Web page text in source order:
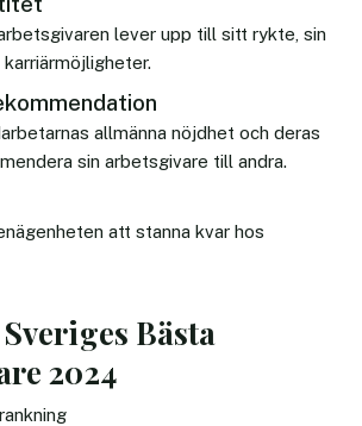
lever upp till sitt rykte, sin
allmänna nöjdhet och deras
sin arbetsgivare till andra.
att stanna kvar hos
Bästa
2024